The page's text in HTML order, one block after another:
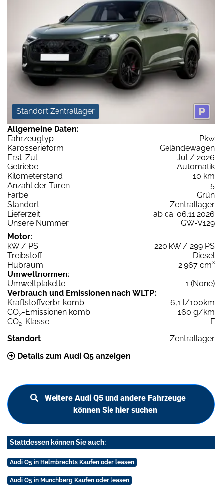
Standort Zentrallager
Allgemeine Daten:
Fahrzeugtyp
Pkw
Karosserieform
Geländewagen
Erst-Zul.
Jul / 2026
Getriebe
Automatik
Kilometerstand
10 km
Anzahl der Türen
5
Farbe
Grün
Standort
Zentrallager
Lieferzeit
ab ca. 06.11.2026
Unsere Nummer
GW-V129
Motor:
kW / PS
220 kW / 299 PS
Treibstoff
Diesel
Hubraum
2.967 cm³
Umweltnormen:
Umweltplakette
1 (None)
Verbrauch und Emissionen nach WLTP:
Kraftstoffverbr. komb.
6,1 l/100km
CO2-Emissionen komb.
160 g/km
CO2-Klasse
F
Standort
Zentrallager
Details zum Audi Q5 anzeigen
Weitere Audi Q5 und andere Fahrzeuge
können Sie hier suchen
Stattdessen können Sie auch:
Audi Q5 in Helmbrechts Kaufen oder leasen
Audi Q5 in Münchberg Kaufen oder leasen